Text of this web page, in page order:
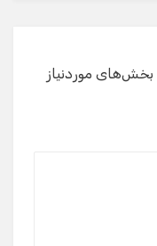
بخش‌های موردنیاز